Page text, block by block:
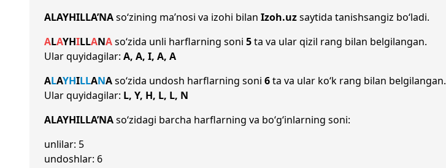
ALAYHILLA’NAso‘zining ma’nosi va izohi bilan Izoh.uzsaytida tanishsangiz bo‘ladi.
ALAYHILLANAso‘zida unli harflarning soni 5ta va ular qizil rang bilan belgilangan.
Ular quyidagilar: A, A, I, A, A
ALAYHILLANAso‘zida undosh harflarning soni 6ta va ular ko‘k rang bilan belgilangan.
Ular quyidagilar: L, Y, H, L, L, N
ALAYHILLA’NAso‘zidagi barcha harflarning va bo‘g‘inlarning soni:
unlilar: 5
undoshlar: 6